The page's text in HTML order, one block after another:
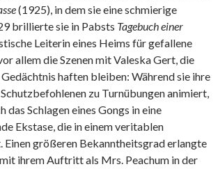
(1925), in dem sie eine schmierige
brillierte sie in Pabsts Tagebuch einer
Leiterin eines Heims für gefallene
allem die Szenen mit Valeska Gert, die
haften bleiben: Während sie ihre
zu Turnübungen animiert,
das Schlagen eines Gongs in eine
Ekstase, die in einem veritablen
Einen größeren Bekanntheitsgrad erlangte
ihrem Auftritt als Mrs. Peachum in der